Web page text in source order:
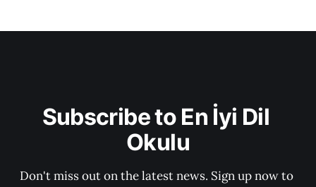
Subscribe to En İyi Dil
Okulu
Don't miss out on the latest news. Sign up now to